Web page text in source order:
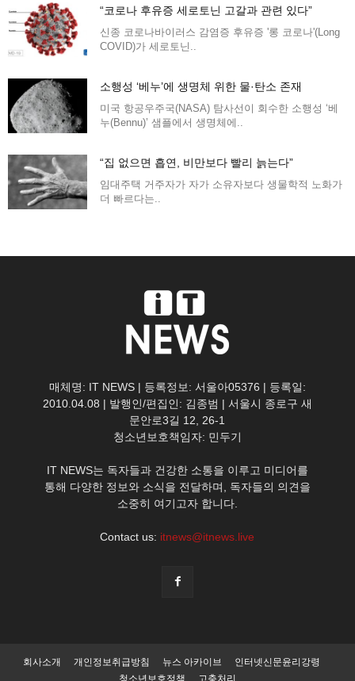
“코로나 후유증 세로토닌 고갈과 관련 있다”
신종 코로나바이러스 감염증 후유증 '롱 코로나'(Long
COVID)가 세로토닌..
소행성 ‘베누’에 생명체 위한 물·탄소 존재
미국 항공우주국(NASA) 탐사선이 회수한 소행성 ‘베
누(Bennu)’ 샘플에서 생명체에..
“집 없으면 흡연, 비만보다 빨리 늙는다”
임대주택 거주자가 자가 소유자보다 생물학적 노화가
더 빠르다는..
매체명: IT NEWS | 등록정보: 서울아05376 | 등록일:
2010.04.08 | 발행인/편집인: 김종범 | 서울시 종로구 새
문안로3길 12, 26-1
청소년보호책임자: 민두기
IT NEWS는 독자들과 건강한 소통을 이루고 미디어를
통해 다양한 정보와 소식을 전달하며, 독자들의 의견을
소중히 여기고자 합니다.
Contact us: itnews@itnews.live
회사소개 개인정보취급방침 뉴스 아카이브
인터넷신문윤리강령